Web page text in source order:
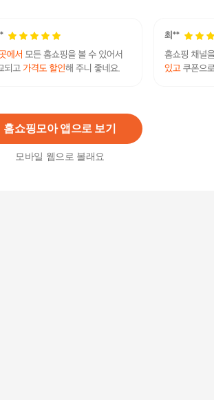
홈쇼핑모아 앱으로 보기
모바일 웹으로 볼래요
비비고 순살 고등어구이 60g x5개 + 순살 삼치